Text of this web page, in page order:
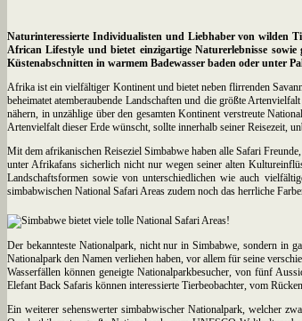
Naturinteressierte Individualisten und Liebhaber von wilden
African Lifestyle und bietet einzigartige Naturerlebnisse
Küstenabschnitten in warmem Badewasser baden oder unter
Afrika ist ein vielfältiger Kontinent und bietet neben flirrenden
beheimatet atemberaubende Landschaften und die größte
nähern, in unzählige über den gesamten Kontinent verstreute
Artenvielfalt dieser Erde wünscht, sollte innerhalb seiner Reisezeit,
Mit dem afrikanischen Reiseziel Simbabwe haben alle Safari
unter Afrikafans sicherlich nicht nur wegen seiner alten
Landschaftsformen sowie von unterschiedlichen wie auch
simbabwischen National Safari Areas zudem noch das herrliche
Der bekannteste Nationalpark, nicht nur in Simbabwe, sondern in
Nationalpark den Namen verliehen haben, vor allem für seine
Wasserfällen können geneigte Nationalparkbesucher, von fünf
Elefant Back Safaris können interessierte Tierbeobachter, vom
Ein weiterer sehenswerter simbabwischer Nationalpark, welcher